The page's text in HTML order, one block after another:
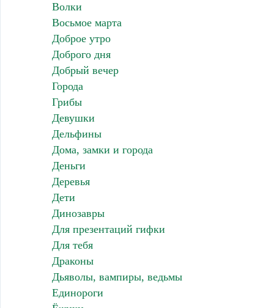
Волки
Восьмое марта
Доброе утро
Доброго дня
Добрый вечер
Города
Грибы
Девушки
Дельфины
Дома, замки и города
Деньги
Деревья
Дети
Динозавры
Для презентаций гифки
Для тебя
Драконы
Дьяволы, вампиры, ведьмы
Единороги